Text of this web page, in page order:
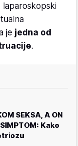
laparoskopski
je jedna od
.
SEKSA, A ON
Kako